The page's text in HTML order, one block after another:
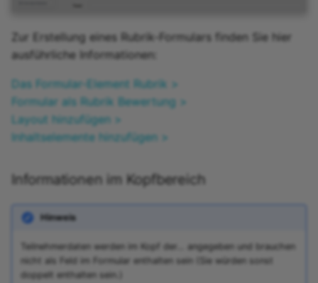
Zur Erstellung eines Rubrik-Formulars finden Sie hier
ausführliche Informationen:
Das Formular-Element Rubrik >
Formular als Rubrik Bewertung >
Layout hinzufügen >
Inhaltselemente hinzufügen >
Informationen im Kopfbereich
Hinweis
Teilnehmerdaten werden im Kopf der… angegeben und brauchen
nicht als Feld im Formular enthalten sein (Sie würden sonst
doppelt enthalten sein.)